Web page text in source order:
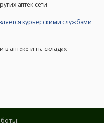
аптек сети
курьерскими службами
в аптеке и на складах